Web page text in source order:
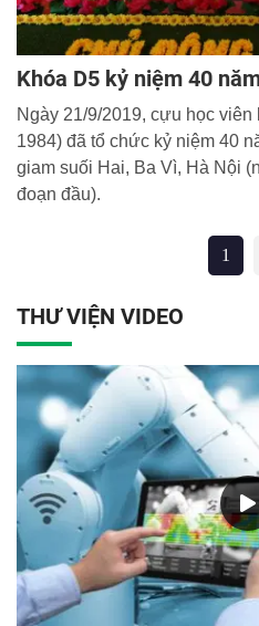
Khóa D5 kỷ niệm 40
Ngày 21/9/2019, cựu học
1984) đã tổ chức kỷ niệm 40
giam suối Hai, Ba Vì, Hà Nội
đoạn đầu).
1
THƯ VIỆN VIDEO